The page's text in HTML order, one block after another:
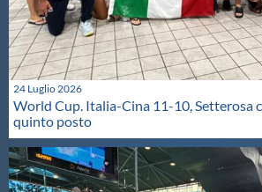
24 Luglio 2026
World Cup. Italia-Cina 11-10, Setterosa
quinto posto